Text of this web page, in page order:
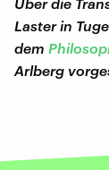
Laster in
dem
Arlberg